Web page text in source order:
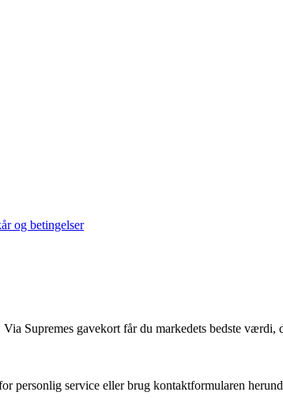
og betingelser
Supremes gavekort får du markedets bedste
personlig service eller brug kontaktformularen